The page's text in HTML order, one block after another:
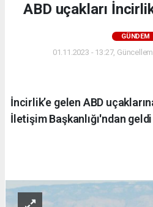
ABD uçakları
GÜNDEM
01.11.2023 - 13:27,
İncirlik’e gelen ABD
İletişim Başkanlığı'ndan geldi